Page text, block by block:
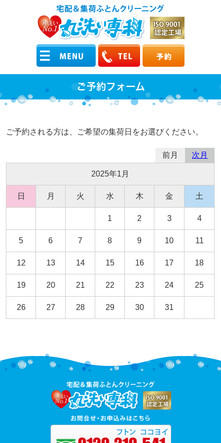
ご予約フォーム
ご予約される方は、ご希望の集荷日をお選びください。
前月 次月
2025年1月
日 月 火 水 木 金 土
1 2 3 4
5 6 7 8 9 10 11
12 13 14 15 16 17 18
19 20 21 22 23 24 25
26 27 28 29 30 31